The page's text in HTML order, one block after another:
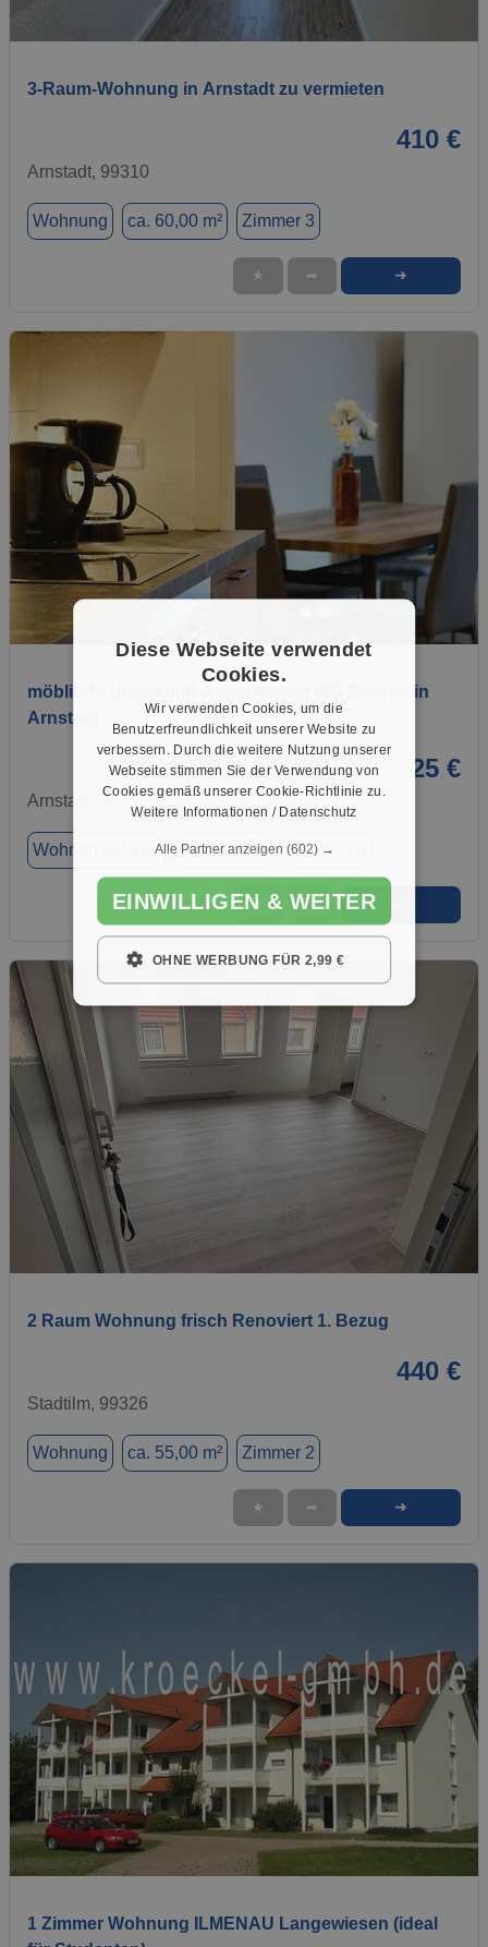
3-Raum-Wohnung in Arnstadt zu vermieten
410 €
Arnstadt, 99310
Wohnung ca. 60,00 m² Zimmer 3
★ ➦ ➜
möblierte Unterkunft Appartement WG Zimmer in
Arnstadt
25 €
Arnstadt, 99310
Wohnen auf Zeit ca. 20,00 m² Zimmer 5
★ ➦
1 / 13
2 Raum Wohnung frisch Renoviert 1. Bezug
440 €
Stadtilm, 99326
Wohnung ca. 55,00 m² Zimmer 2
★ ➦ ➜
1 Zimmer Wohnung ILMENAU Langewiesen (ideal
Diese Webseite verwendet
Cookies.
Wir verwenden Cookies, um die
Benutzerfreundlichkeit unserer Website zu
verbessern. Durch die weitere Nutzung unserer
Webseite stimmen Sie der Verwendung von
Cookies gemäß unserer Cookie-Richtlinie zu.
Weitere Informationen / Datenschutz
Alle Partner anzeigen (602) →
EINWILLIGEN & WEITER
OHNE WERBUNG FÜR 2,99 €